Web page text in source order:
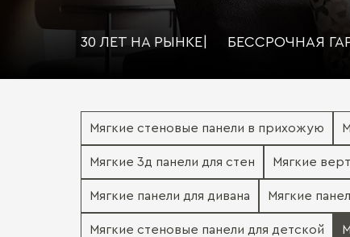
30 ЛЕТ НА РЫНКЕ БЕССРОЧНАЯ
Мягкие стеновые панели в прихожую
Мягкие 3д панели для стен Мягкие
Мягкие панели для дивана Мягкие
Мягкие стеновые панели для детской